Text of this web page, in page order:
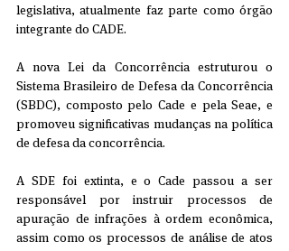
legislativa, atualmente faz parte como órgão
integrante do CADE.
A nova Lei da Concorrência estruturou o
Sistema Brasileiro de Defesa da Concorrência
(SBDC), composto pelo Cade e pela Seae, e
promoveu significativas mudanças na política
de defesa da concorrência.
A SDE foi extinta, e o Cade passou a ser
responsável por instruir processos de
apuração de infrações à ordem econômica,
assim como os processos de análise de atos